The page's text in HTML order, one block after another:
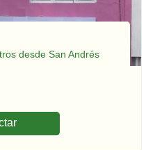
desde San Andrés